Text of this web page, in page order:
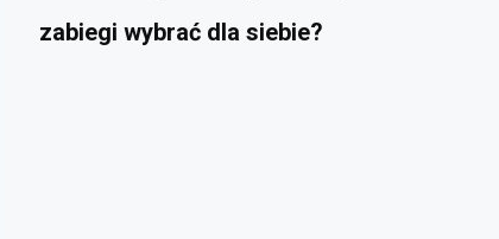
zabiegi wybrać dla siebie?